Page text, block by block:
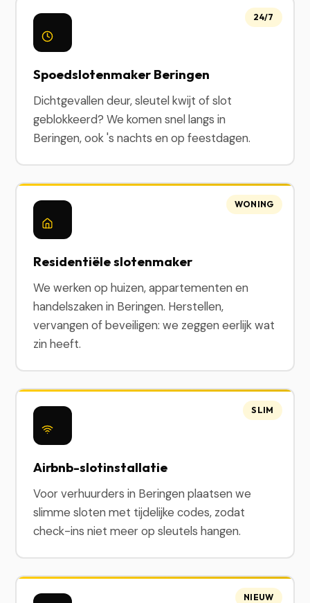
Spoedslotenmaker Beringen
Dichtgevallen deur, sleutel kwijt of slot
geblokkeerd? We komen snel langs in
Beringen, ook 's nachts en op feestdagen.
24/7
Residentiële slotenmaker
We werken op huizen, appartementen en
handelszaken in Beringen. Herstellen,
vervangen of beveiligen: we zeggen eerlijk wat
zin heeft.
WONING
Airbnb-slotinstallatie
Voor verhuurders in Beringen plaatsen we
slimme sloten met tijdelijke codes, zodat
check-ins niet meer op sleutels hangen.
SLIM
NIEUW